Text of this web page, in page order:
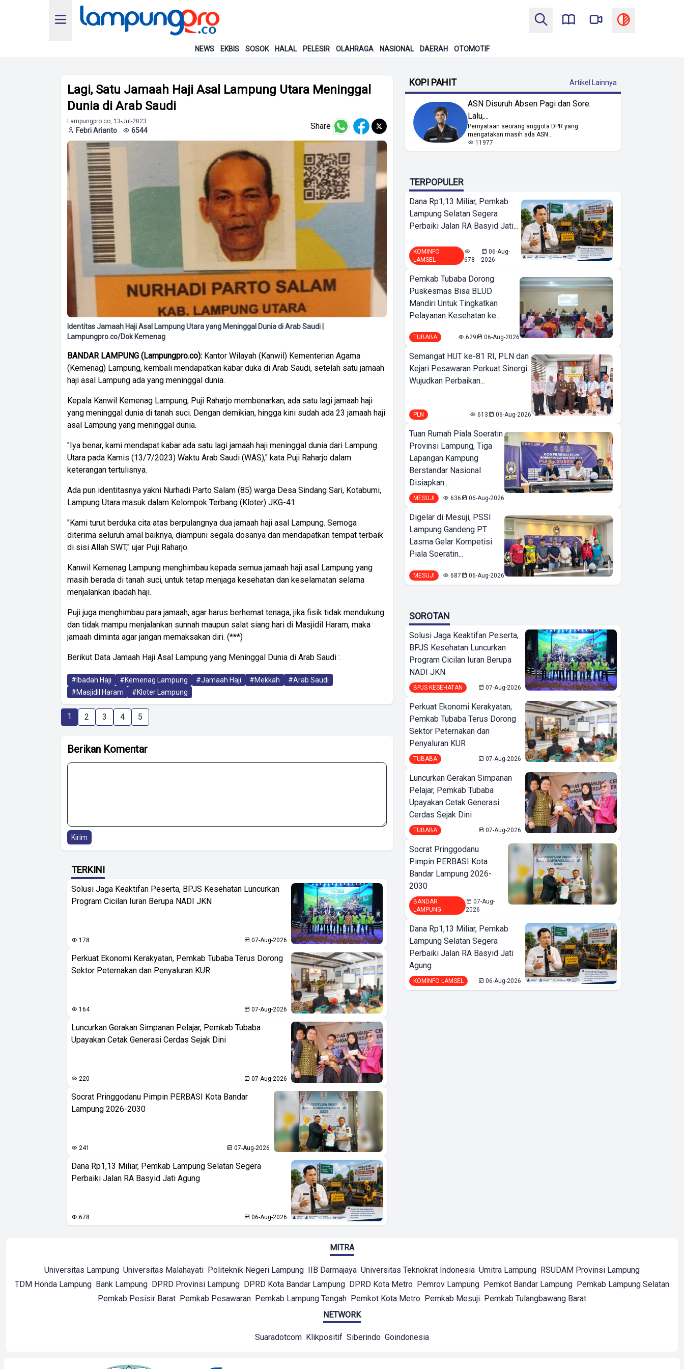
NEWS EKBIS SOSOK HALAL PELESIR OLAHRAGA NASIONAL DAERAH OTOMOTIF
Lagi, Satu Jamaah Haji Asal Lampung Utara Meninggal
Dunia di Arab Saudi
Lampungpro.co, 13-Jul-2023
Febri Arianto 6544 Share
Identitas Jamaah Haji Asal Lampung Utara yang Meninggal Dunia di Arab Saudi |
Lampungpro.co/Dok Kemenag
BANDAR LAMPUNG (Lampungpro.co): Kantor Wilayah (Kanwil) Kementerian Agama
(Kemenag) Lampung, kembali mendapatkan kabar duka di Arab Saudi, setelah satu jamaah
haji asal Lampung ada yang meninggal dunia.
Kepala Kanwil Kemenag Lampung, Puji Raharjo membenarkan, ada satu lagi jamaah haji
yang meninggal dunia di tanah suci. Dengan demikian, hingga kini sudah ada 23 jamaah haji
asal Lampung yang meninggal dunia.
"Iya benar, kami mendapat kabar ada satu lagi jamaah haji meninggal dunia dari Lampung
Utara pada Kamis (13/7/2023) Waktu Arab Saudi (WAS)," kata Puji Raharjo dalam
keterangan tertulisnya.
Ada pun identitasnya yakni Nurhadi Parto Salam (85) warga Desa Sindang Sari, Kotabumi,
Lampung Utara masuk dalam Kelompok Terbang (Kloter) JKG-41.
"Kami turut berduka cita atas berpulangnya dua jamaah haji asal Lampung. Semoga
diterima seluruh amal baiknya, diampuni segala dosanya dan mendapatkan tempat terbaik
di sisi Allah SWT," ujar Puji Raharjo.
Kanwil Kemenag Lampung menghimbau kepada semua jamaah haji asal Lampung yang
masih berada di tanah suci, untuk tetap menjaga kesehatan dan keselamatan selama
menjalankan ibadah haji.
Puji juga menghimbau para jamaah, agar harus berhemat tenaga, jika fisik tidak mendukung
dan tidak mampu menjalankan sunnah maupun salat siang hari di Masjidil Haram, maka
jamaah diminta agar jangan memaksakan diri. (***)
Berikut Data Jamaah Haji Asal Lampung yang Meninggal Dunia di Arab Saudi :
#Ibadah Haji #Kemenag Lampung #Jamaah Haji #Mekkah
#Arab Saudi
#Masjidil Haram
#Kloter Lampung
1 2 3 4 5
Berikan Komentar
Kirim
TERKINI
Solusi Jaga Keaktifan Peserta, BPJS Kesehatan Luncurkan
Program Cicilan Iuran Berupa NADI JKN
178 07-Aug-2026
Perkuat Ekonomi Kerakyatan, Pemkab Tubaba Terus Dorong
Sektor Peternakan dan Penyaluran KUR
164 07-Aug-2026
Luncurkan Gerakan Simpanan Pelajar, Pemkab Tubaba
Upayakan Cetak Generasi Cerdas Sejak Dini
220 07-Aug-2026
Socrat Pringgodanu Pimpin PERBASI Kota Bandar
Lampung 2026-2030
241 07-Aug-2026
Dana Rp1,13 Miliar, Pemkab Lampung Selatan Segera
Perbaiki Jalan RA Basyid Jati Agung
678 06-Aug-2026
KOPI PAHIT Artikel Lainnya
ASN Disuruh Absen Pagi dan Sore.
Lalu,...
Pernyataan seorang anggota DPR yang
mengatakan masih ada ASN...
11977
TERPOPULER
Dana Rp1,13 Miliar, Pemkab
Lampung Selatan Segera
Perbaiki Jalan RA Basyid Jati...
KOMINFO
LAMSEL
678
06-Aug-
2026
Pemkab Tubaba Dorong
Puskesmas Bisa BLUD
Mandiri Untuk Tingkatkan
Pelayanan Kesehatan ke...
TUBABA 629 06-Aug-2026
Semangat HUT ke-81 RI, PLN dan
Kejari Pesawaran Perkuat Sinergi
Wujudkan Perbaikan...
PLN 613 06-Aug-2026
Tuan Rumah Piala Soeratin
Provinsi Lampung, Tiga
Lapangan Kampung
Berstandar Nasional
Disiapkan...
MESUJI 636 06-Aug-2026
Digelar di Mesuji, PSSI
Lampung Gandeng PT
Lasma Gelar Kompetisi
Piala Soeratin...
MESUJI 687 06-Aug-2026
SOROTAN
Solusi Jaga Keaktifan Peserta,
BPJS Kesehatan Luncurkan
Program Cicilan Iuran Berupa
NADI JKN
BPJS KESEHATAN 07-Aug-2026
Perkuat Ekonomi Kerakyatan,
Pemkab Tubaba Terus Dorong
Sektor Peternakan dan
Penyaluran KUR
TUBABA 07-Aug-2026
Luncurkan Gerakan Simpanan
Pelajar, Pemkab Tubaba
Upayakan Cetak Generasi
Cerdas Sejak Dini
TUBABA 07-Aug-2026
Socrat Pringgodanu
Pimpin PERBASI Kota
Bandar Lampung 2026-
2030
BANDAR
LAMPUNG
07-Aug-
2026
Dana Rp1,13 Miliar, Pemkab
Lampung Selatan Segera
Perbaiki Jalan RA Basyid Jati
Agung
KOMINFO LAMSEL 06-Aug-2026
MITRA
Universitas Lampung Universitas Malahayati Politeknik Negeri Lampung IIB Darmajaya Universitas Teknokrat Indonesia Umitra Lampung RSUDAM Provinsi Lampung
TDM Honda Lampung Bank Lampung DPRD Provinsi Lampung DPRD Kota Bandar Lampung DPRD Kota Metro Pemrov Lampung Pemkot Bandar Lampung Pemkab Lampung Selatan
Pemkab Pesisir Barat Pemkab Pesawaran Pemkab Lampung Tengah Pemkot Kota Metro Pemkab Mesuji Pemkab Tulangbawang Barat
NETWORK
Suaradotcom Klikpositif Siberindo Goindonesia